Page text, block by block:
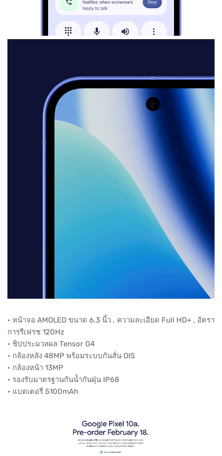
• หน้าจอ AMOLED ขนาด 6.3 นิ้ว , ความละเอียด Full HD+ , อัตรา
การรีเฟรช 120Hz
• ชิปประมวลผล Tensor G4
• กล้องหลัง 48MP พร้อมระบบกันสั่น OIS
• กล้องหน้า 13MP
• รองรับมาตรฐานกันน้ำกันฝุ่น IP68
• แบตเตอรี่ 5100mAh